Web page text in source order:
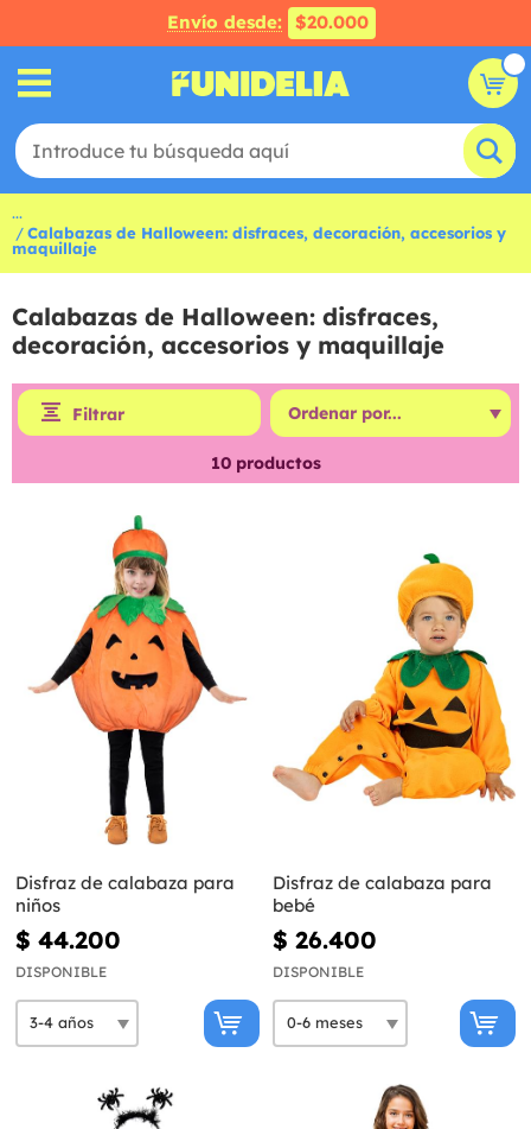
Envío desde: $20.000
...
Calabazas de Halloween: disfraces, decoración, accesorios y
maquillaje
Calabazas de Halloween: disfraces,
decoración, accesorios y maquillaje
Filtrar
10productos
Disfraz de calabaza para
niños
$ 44.200
DISPONIBLE
Disfraz de calabaza para
bebé
$ 26.400
DISPONIBLE